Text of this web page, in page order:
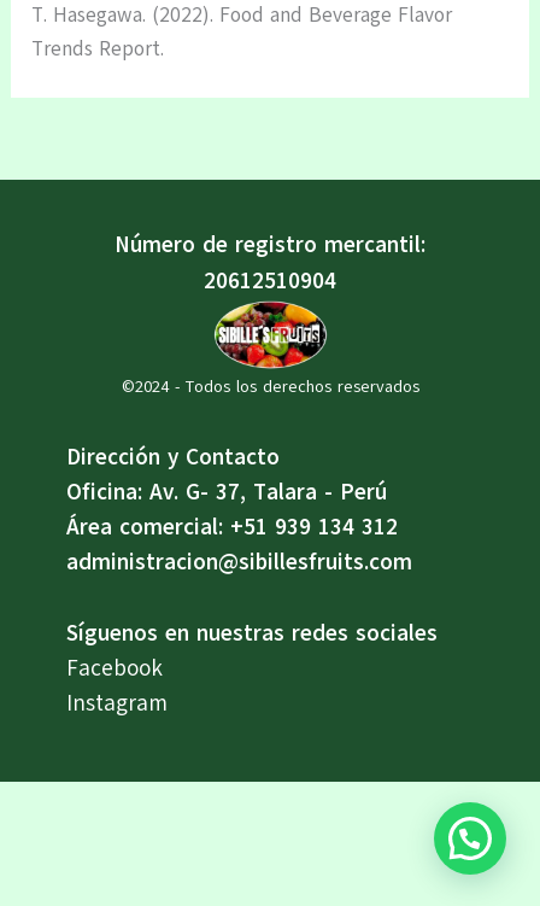
T. Hasegawa. (2022). Food and Beverage Flavor
Trends Report.
Número de registro mercantil:
20612510904
©2024 - Todos los derechos reservados
Dirección y Contacto
Oficina: Av. G- 37, Talara - Perú
Área comercial: +51 939 134 312
administracion@sibillesfruits.com
Síguenos en nuestras redes sociales
Facebook
Instagram